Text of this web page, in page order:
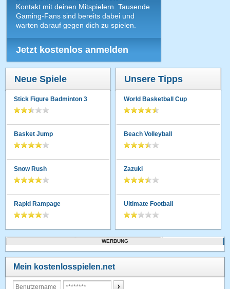
Kontakt mit deinen Mitspielern. Tausende
Gaming-Fans sind bereits dabei und
warten darauf gegen dich zu spielen.
Jetzt kostenlos anmelden
Neue Spiele
Stick Figure Badminton 3
Basket Jump
Snow Rush
Rapid Rampage
Unsere Tipps
World Basketball Cup
Beach Volleyball
Zazuki
Ultimate Football
WERBUNG
Mein kostenlosspielen.net